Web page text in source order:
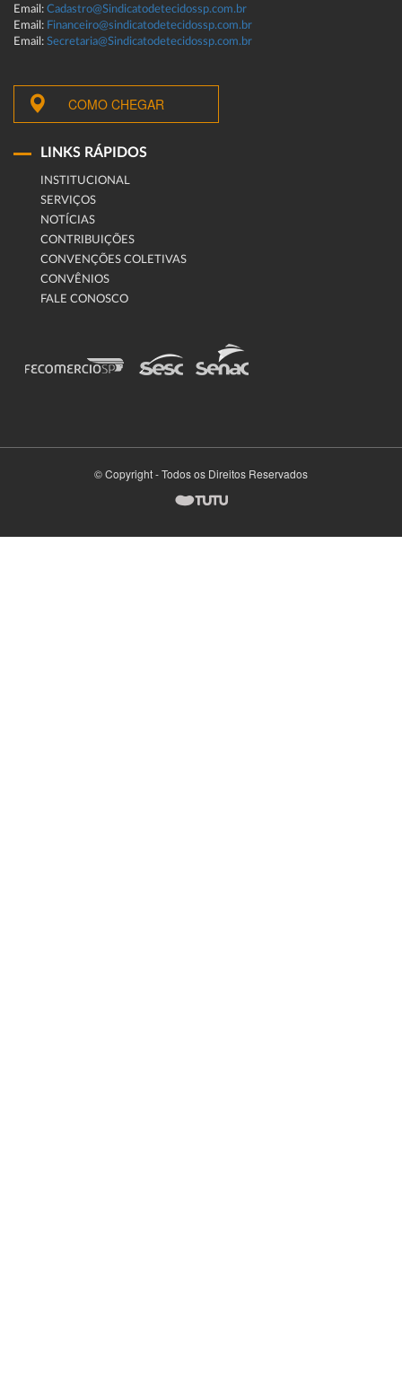
Email: Cadastro@Sindicatodetecidossp.com.br
Email: Financeiro@sindicatodetecidossp.com.br
Email: Secretaria@Sindicatodetecidossp.com.br
COMO CHEGAR
LINKS RÁPIDOS
INSTITUCIONAL
SERVIÇOS
NOTÍCIAS
CONTRIBUIÇÕES
CONVENÇÕES COLETIVAS
CONVÊNIOS
FALE CONOSCO
© Copyright - Todos os Direitos Reservados